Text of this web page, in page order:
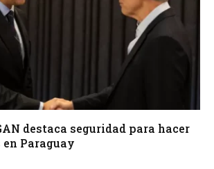
destaca seguridad para hacer
Paraguay